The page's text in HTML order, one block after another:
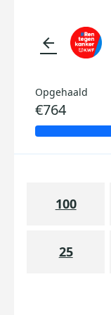
arrow_back
Opgehaald
€764
100
25